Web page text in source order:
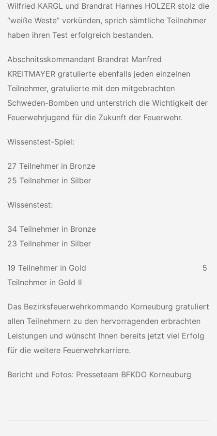
Wilfried KARGL und Brandrat Hannes HOLZER stolz die
“weiße Weste” verkünden, sprich sämtliche Teilnehmer
haben ihren Test erfolgreich bestanden.
Abschnitsskommandant Brandrat Manfred
KREITMAYER gratulierte ebenfalls jeden einzelnen
Teilnehmer, gratulierte mit den mitgebrachten
Schweden-Bomben und unterstrich die Wichtigkeit der
Feuerwehrjugend für die Zukunft der Feuerwehr.
Wissenstest-Spiel:
27 Teilnehmer in Bronze
25 Teilnehmer in Silber
Wissenstest:
34 Teilnehmer in Bronze
23 Teilnehmer in Silber
19 Teilnehmer in Gold 5
Teilnehmer in Gold II
Das Bezirksfeuerwehrkommando Korneuburg gratuliert
allen Teilnehmern zu den hervorragenden erbrachten
Leistungen und wünscht Ihnen bereits jetzt viel Erfolg
für die weitere Feuerwehrkarriere.
Bericht und Fotos: Presseteam BFKDO Korneuburg